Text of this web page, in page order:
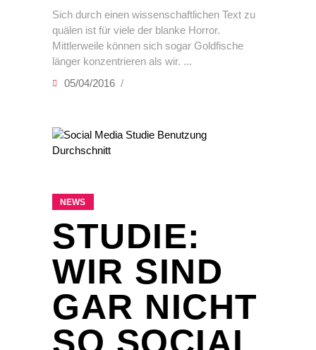
Sich durch einen wissenschaftlichen Text zu
quälen ist für viele der blanke Horror.
Mittlerweile können sich sogar Goldfische
länger konzentrieren als wir.
05/04/2016
NEWS
STUDIE:
WIR SIND
GAR NICHT